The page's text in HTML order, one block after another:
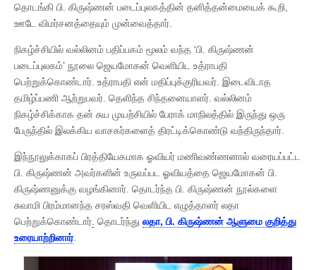
தொடங்கி பி. கிருஷ்ணன் படைப்புலகத்தின் தனித்தன்மையைக் கூறி,
ஊடே விமர்சனத்தையும் முன்வைத்தார்.
நிகழ்ச்சியில் வல்லினம் பதிப்பகம் மூலம் வந்த ‘பி. கிருஷ்ணன்
படைப்புலகம்’ நூலை ஜெயமோகன் வெளியிட உத்ராபதி
பெற்றுக்கொண்டார். உத்ராபதி என் மதிப்புக்குரியவர். இடைவிடாத
தமிழ்ப்பணி ஆற்றுபவர். தெளிந்த சிந்தனையாளர். வல்லினம்
நிகழ்ச்சிக்காக தன் சுய முயற்சியில் பேராக் மாநிலத்தில் இருந்து ஒரு
பேருந்தில் இலக்கிய வாசகர்களைத் திரட்டிக்கொண்டு வந்திருந்தார்.
இந்நூலுக்காகப் பிரத்தியேகமாக ஓவியர் மணிவண்ணனால் வரையப்பட்ட
பி. கிருஷ்ணன் அவர்களின் உருவப்பட ஓவியத்தை ஜெயமோகன் பி.
கிருஷ்ணனுக்கு வழங்கினார். தொடர்ந்த பி. கிருஷ்ணன் நூல்களை
சுவாமி பிரம்மானந்த சரஸ்வதி வெளியிட எழுத்தாளர் லதா
பெற்றுக்கொண்டார் தொடர்ந்து லதா, பி. கிருஷ்ணன் ஆளுமை குறித்து
உரையாற்றினார்.